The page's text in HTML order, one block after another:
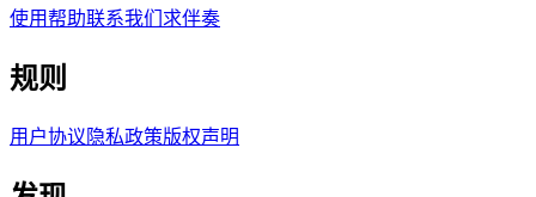
使用帮助联系我们 求伴奏
规则
用户协议 隐私政策版权声明